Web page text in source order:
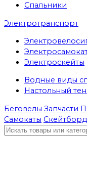
Спальники
Электротранспорт
Электроскейты
Водные виды
Настольный
Беговелы Запчасти
Самокаты